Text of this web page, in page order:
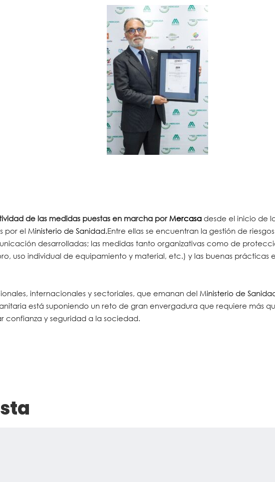
de las medidas puestas en marcha porMercasa desde el inicio de
por el Ministerio de Sanidad.Entre ellas se encuentran la gestión de
desarrolladas; las medidas tanto organizativas como de
uso individual de equipamiento y material, etc.) y las buenas prácticas
internacionales y sectoriales, que emanan del Ministerio de
está suponiendo un reto de gran envergadura que requiere más
confianza y seguridad a la sociedad.